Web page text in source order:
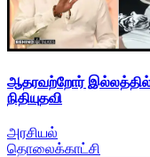
ஆதரவற்றோர் இல்லத்தில்
நிதியுதவி
அரசியல்
தொலைக்காட்சி